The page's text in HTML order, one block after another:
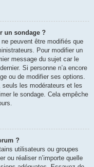
un sondage ?
peuvent être modifiés que
Pour modifier un
message du sujet car le
Si personne n’a encore
ou de modifier ses options.
les modérateurs et les
le sondage. Cela empêche
?
utilisateurs ou groupes
ou réaliser n’importe quelle